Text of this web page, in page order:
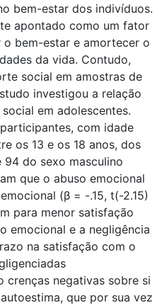
bem-estar dos indivíduos.
apontado como um fator
bem-estar e amortecer o
da vida. Contudo,
social em amostras de
investigou a relação
em adolescentes.
com idade
os 13 e os 18 anos, dos
do sexo masculino
que o abuso emocional
(β = -.15, t(-2.15)
para menor satisfação
emocional e a negligência
na satisfação com o
crenças negativas sobre si
que por sua vez